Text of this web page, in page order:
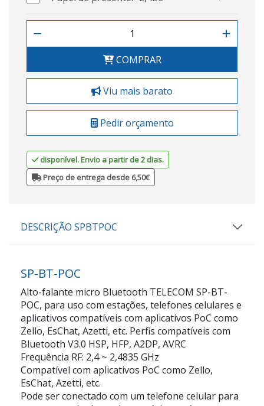
COMPRAR
Viu mais barato
Pedir orçamento
disponível. Envio a partir de 2 dias.
Preço de entrega desde 6,50€
DESCRIÇÃO SPBTPOC
SP-BT-POC
Alto-falante micro Bluetooth TELECOM SP-BT-
POC, para uso com estações, telefones celulares e
aplicativos compatíveis com aplicativos PoC como
Zello, EsChat, Azetti, etc. Perfis compatíveis com
Bluetooth V3.0 HSP, HFP, A2DP, AVRC
Frequência RF: 2,4 ~ 2,4835 GHz
Compatível com aplicativos PoC como Zello,
EsChat, Azetti, etc.
Pode ser conectado com um telefone celular para